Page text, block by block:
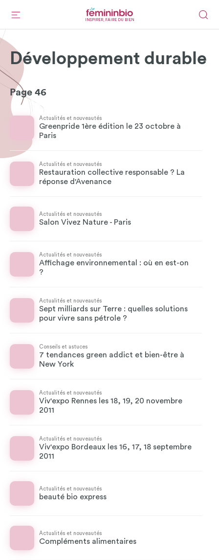
INSPIRER, FAIRE DU BIEN
Développement durable
Page 46
Actualités et nouveautés
Greenpride 1ère édition le 23 octobre à
Paris
Actualités et nouveautés
Restauration collective responsable ? La
réponse d'Avenance
Actualités et nouveautés
Salon Vivez Nature - Paris
Actualités et nouveautés
Affichage environnemental : où en est-on
?
Actualités et nouveautés
Sept milliards sur Terre : quelles solutions
pour vivre sans pétrole ?
Conseils et astuces
7 tendances green addict et bien-être à
New York
Actualités et nouveautés
Viv'expo Rennes les 18, 19, 20 novembre
2011
Actualités et nouveautés
Viv'expo Bordeaux les 16, 17, 18 septembre
2011
Actualités et nouveautés
beauté bio express
Actualités et nouveautés
Compléments alimentaires